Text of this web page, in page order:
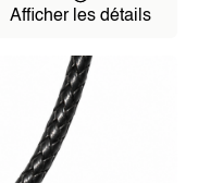
Afficher les détails